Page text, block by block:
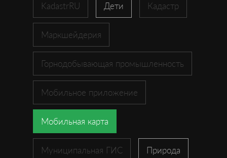
KadastrRU Дети Кадастр
Маркшейдерия
Горнодобывающая промышленность
Мобильное приложение
Мобильная карта
Муниципальная ГИС Природа